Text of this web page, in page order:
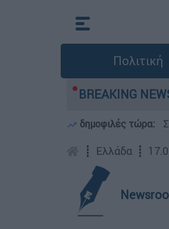
Πολιτική
BREAKING
8 ημερών -
δημοφιλές τώρα:
┋ Ελλάδα ┋